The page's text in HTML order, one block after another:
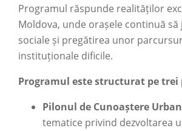
Programul răspunde realităților
Moldova, unde orașele continuă
sociale și pregătirea unor
instituționale dificile.
Programul este structurat pe trei
Pilonul de Cunoaștere
tematice privind dezvoltarea